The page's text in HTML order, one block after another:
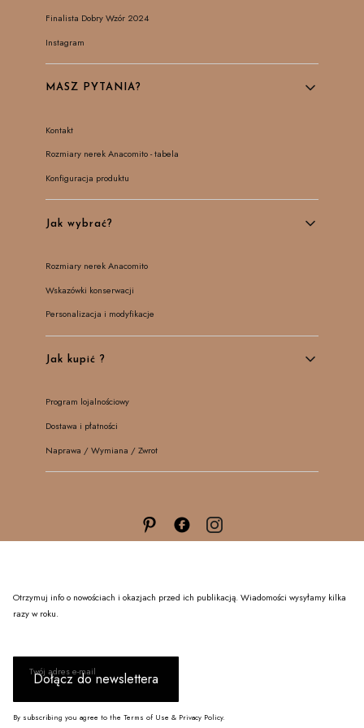
Finalista Dobry Wzór 2024
Instagram
MASZ PYTANIA?
Kontakt
Rozmiary nerek Anacomito - tabela
Konfiguracja produktu
Jak wybrać?
Rozmiary nerek Anacomito
Wskazówki konserwacji
Personalizacja i modyfikacje
Jak kupić ?
Program lojalnościowy
Dostawa i płatności
Naprawa / Wymiana / Zwrot
Otrzymuj info o nowościach i okazjach przed ich publikacją. Wiadomości wysyłamy kilka
razy w roku.
Twój adres e-mail
Dołącz do newslettera
By subscribing you agree to the Terms of Use & Privacy Policy.